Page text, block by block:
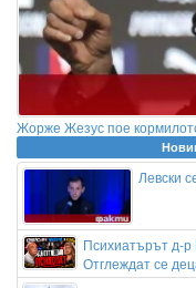
Жорже Жезус пое
Левски
Психиатърът д-р
Отглеждат се